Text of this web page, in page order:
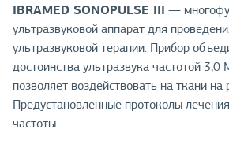
IBRAMED SONOPULSE III —
ультразвуковой аппарат для
ультразвуковой терапии. Прибор
достоинства ультразвука частотой
позволяет воздействовать на ткани на
Предустановленные протоколы
частоты.